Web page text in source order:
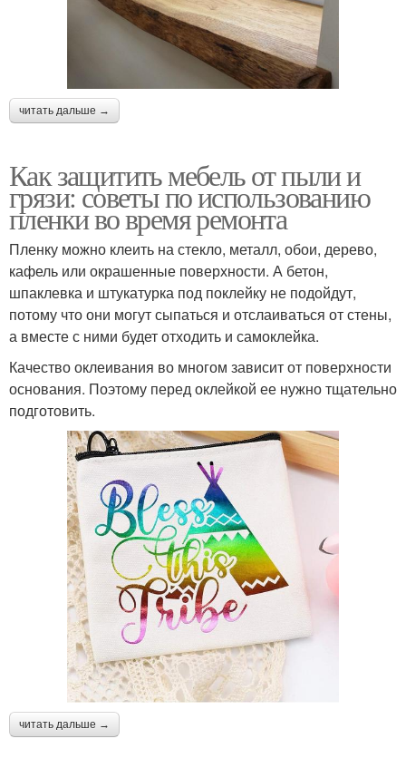
читать дальше →
Как защитить мебель от пыли и
грязи: советы по использованию
пленки во время ремонта
Пленку можно клеить на стекло, металл, обои, дерево,
кафель или окрашенные поверхности. А бетон,
шпаклевка и штукатурка под поклейку не подойдут,
потому что они могут сыпаться и отслаиваться от стены,
а вместе с ними будет отходить и самоклейка.
Качество оклеивания во многом зависит от поверхности
основания. Поэтому перед оклейкой ее нужно тщательно
подготовить.
читать дальше →